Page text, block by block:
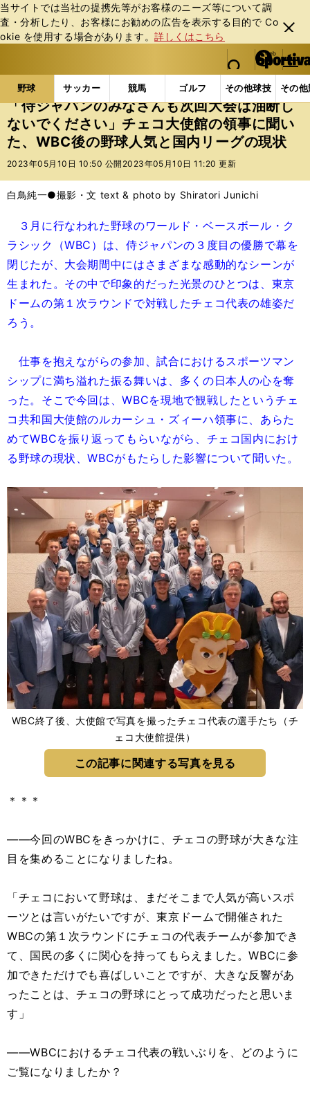
当サイトでは当社の提携先等がお客様のニーズ等について調
査・分析したり、お客様にお勧めの広告を表⽰する⽬的で Co
okie を使⽤する場合があります。詳しくはこちら
閉じ
る
web Sportiva (webスポルティーバ)
検索
マイペ
ー
ジ
メニュ
野球 サッカー 競馬 ゴルフ その他球技 その
b
ス
ポ
ル
テ
ー
バ
野球の記事一覧 プロ野球 「侍ジャパンのみなさん
「侍ジャパンのみなさんも次回大会は油断し
ないでください」チェコ大使館の領事に聞い
た、WBC後の野球人気と国内リーグの現状
2023年05月10日 10:50 公開 2023年05月10日 11:20 更新
白鳥純一●撮影・文 text & photo by Shiratori Junichi
３月に行なわれた野球のワールド・ベースボール・ク
ラシック（WBC）は、侍ジャパンの３度目の優勝で幕を
閉じたが、大会期間中にはさまざまな感動的なシーンが
生まれた。その中で印象的だった光景のひとつは、東京
ドームの第１次ラウンドで対戦したチェコ代表の雄姿だ
ろう。
仕事を抱えながらの参加、試合におけるスポーツマン
シップに満ち溢れた振る舞いは、多くの日本人の心を奪
った。そこで今回は、WBCを現地で観戦したというチェ
コ共和国大使館のルカーシュ・ズィーハ領事に、あらた
めてWBCを振り返ってもらいながら、チェコ国内におけ
る野球の現状、WBCがもたらした影響について聞いた。
WBC終了後、大使館で写真を撮ったチェコ代表の選手たち（チ
ェコ大使館提供）
この記事に関連する写真を見る
＊＊＊
――今回のWBCをきっかけに、チェコの野球が大きな注
目を集めることになりましたね。
「チェコにおいて野球は、まだそこまで人気が高いスポ
ーツとは言いがたいですが、東京ドームで開催された
WBCの第１次ラウンドにチェコの代表チームが参加でき
て、国民の多くに関心を持ってもらえました。WBCに参
加できただけでも喜ばしいことですが、大きな反響があ
ったことは、チェコの野球にとって成功だったと思いま
す」
――WBCにおけるチェコ代表の戦いぶりを、どのように
ご覧になりましたか？